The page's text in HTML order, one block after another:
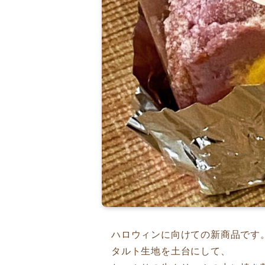
ハロウィンに向けての新商品です
タルト生地を土台にして、